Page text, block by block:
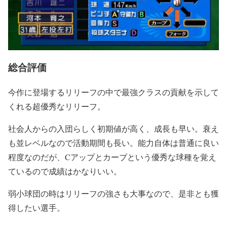
総合評価
今作に登場するリリーフの中で最強クラスの貢献を示して
くれる超優秀なリリーフ。
社会人からの入団らしく初期値が高く、成長も早い。衰え
も並レベルなので活動期間も長い。能力自体は普通に良い
程度なのだが、Cアップとカーブという優秀な球種を覚え
ているので成績はかなりいい。
弱小球団の時はリリーフの強さも大事なので、是非とも獲
得したい選手。